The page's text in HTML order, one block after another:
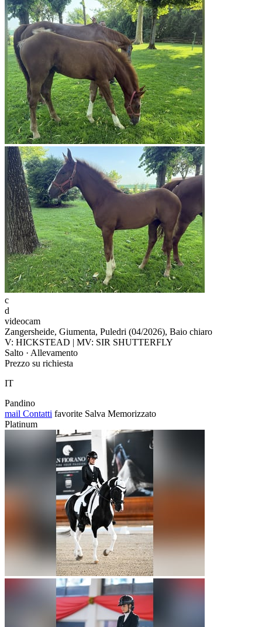
c
d
videocam
Zangersheide, Giumenta, Puledri (04/2026), Baio chiaro
V: HICKSTEAD | MV: SIR SHUTTERFLY
Salto · Allevamento
Prezzo su richiesta
IT
Pandino
mail Contatti favorite Salva Memorizzato
Platinum